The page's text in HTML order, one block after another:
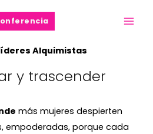
Alquimistas
y trascender
más mujeres despierten
empoderadas, porque cada